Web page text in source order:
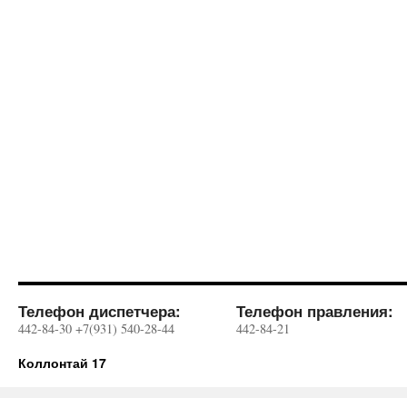
Телефон диспетчера:
442-84-30 +7(931) 540-28-44
Телефон правления:
442-84-21
Коллонтай 17